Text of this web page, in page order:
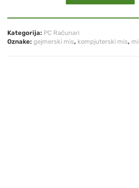
Kategorija: PC Računari
Oznake: gejmerski mis, kompjuterski mis,